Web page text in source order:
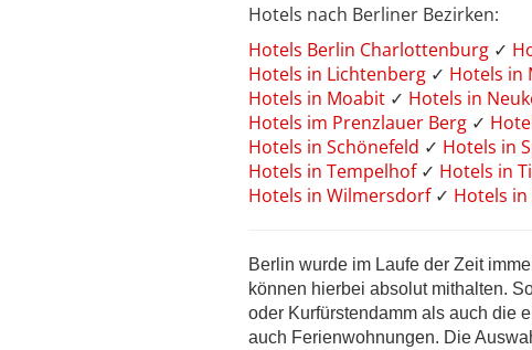
Hotels nach Berliner Bezirken:
Hotels Berlin Charlottenburg ✓
Hotels in Lichtenberg ✓ Hotels in
Hotels in Moabit ✓ Hotels in
Hotels im Prenzlauer Berg ✓
Hotels in Schönefeld ✓ Hotels in
Hotels in Tempelhof ✓ Hotels in
Hotels in Wilmersdorf ✓ Hotels
Berlin wurde im Laufe der Zeit
können hierbei absolut mithalten.
oder Kurfürstendamm als auch die
auch Ferienwohnungen. Die